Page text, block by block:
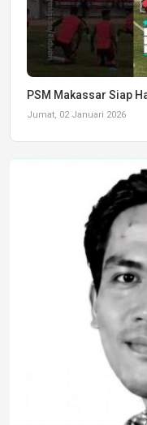
PSM Makassar Siap
Jumat, 02 Januari 2026